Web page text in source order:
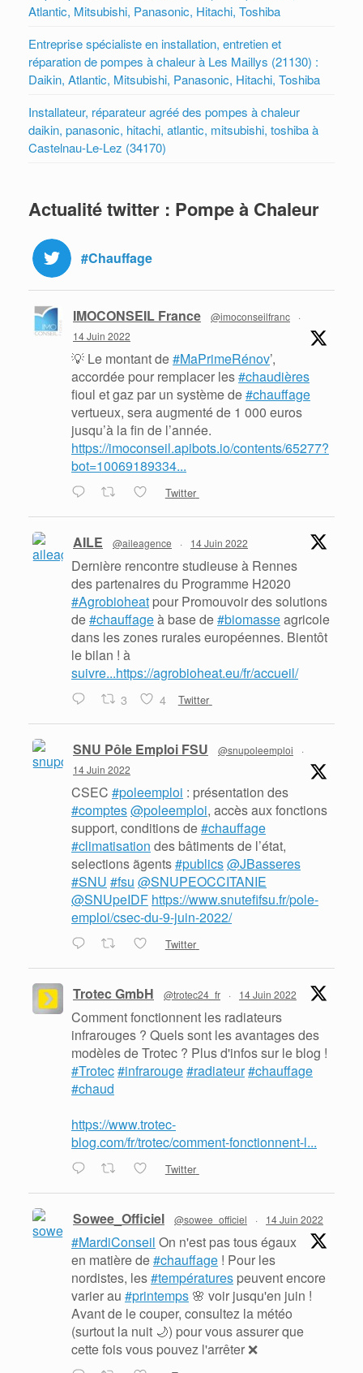
Atlantic, Mitsubishi, Panasonic, Hitachi, Toshiba
Entreprise spécialiste en installation, entretien et
réparation de pompes à chaleur à Les Maillys (21130) :
Daikin, Atlantic, Mitsubishi, Panasonic, Hitachi, Toshiba
Installateur, réparateur agréé des pompes à chaleur
daikin, panasonic, hitachi, atlantic, mitsubishi, toshiba à
Castelnau-Le-Lez (34170)
Actualité twitter : Pompe à Chaleur
#Chauffage
IMOCONSEIL France @imoconseilfranc
·
14 Juin 2022
💡 Le montant de#MaPrimeRénov’,
accordée pour remplacer les#chaudières
fioul et gaz par un système de#chauffage
vertueux, sera augmenté de 1 000 euros
jusqu’à la fin de l’année.
https://imoconseil.apibots.io/contents/65277?
bot=10069189334...
Twitter
AILE @aileagence · 14 Juin 2022
Dernière rencontre studieuse à Rennes
des partenaires du Programme H2020
#Agrobioheat pour Promouvoir des solutions
de#chauffageà base de#biomasseagricole
dans les zones rurales européennes. Bientôt
le bilan ! à
suivre...https://agrobioheat.eu/fr/accueil/
3 4 Twitter
SNU Pôle Emploi FSU @snupoleemploi
·
14 Juin 2022
CSEC #poleemploi : présentation des
#comptes@poleemploi, accès aux fonctions
support, conditions de#chauffage
#climatisation des bâtiments de l’état,
selections ãgents#publics@JBasseres
#SNU #fsu @SNUPEOCCITANIE
@SNUpeIDF https://www.snutefifsu.fr/pole-
emploi/csec-du-9-juin-2022/
Twitter
Trotec GmbH @trotec24_fr · 14 Juin 2022
Comment fonctionnent les radiateurs
infrarouges ? Quels sont les avantages des
modèles de Trotec ? Plus d'infos sur le blog !
#Trotec#infrarouge#radiateur#chauffage
#chaud
https://www.trotec-
blog.com/fr/trotec/comment-fonctionnent-l...
Twitter
Sowee_Officiel @sowee_officiel · 14 Juin 2022
#MardiConseil On n'est pas tous égaux
en matière de#chauffage ! Pour les
nordistes, les#températures peuvent encore
varier au #printemps 🌸 voir jusqu'en juin !
Avant de le couper, consultez la météo
(surtout la nuit 🌙) pour vous assurer que
cette fois vous pouvez l'arrêter ❌